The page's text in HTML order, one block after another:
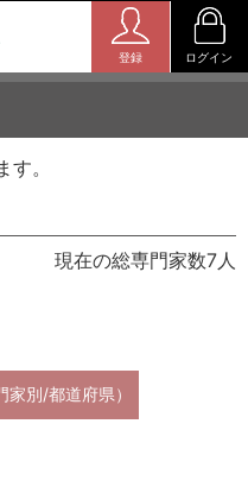
登録 ログイン
。
現在の総専門家数7人
別/都道府県）